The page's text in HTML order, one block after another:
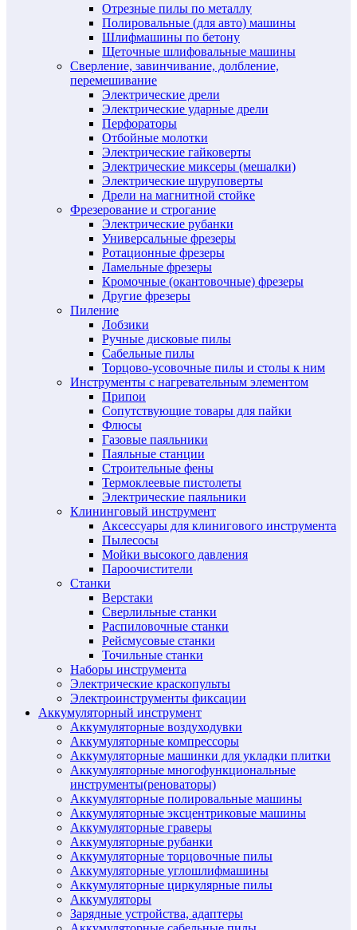
Отрезные пилы по металлу
Полировальные (для авто) машины
Шлифмашины по бетону
Щеточные шлифовальные машины
Сверление, завинчивание, долбление,
перемешивание
Электрические дрели
Электрические ударные дрели
Перфораторы
Отбойные молотки
Электрические гайковерты
Электрические миксеры (мешалки)
Электрические шуруповерты
Дрели на магнитной стойке
Фрезерование и строгание
Электрические рубанки
Универсальные фрезеры
Ротационные фрезеры
Ламельные фрезеры
Кромочные (окантовочные) фрезеры
Другие фрезеры
Пиление
Лобзики
Ручные дисковые пилы
Сабельные пилы
Торцово-усовочные пилы и столы к ним
Инструменты с нагревательным элементом
Припои
Сопутствующие товары для пайки
Флюсы
Газовые паяльники
Паяльные станции
Строительные фены
Термоклеевые пистолеты
Электрические паяльники
Клининговый инструмент
Аксессуары для клинигового инструмента
Пылесосы
Мойки высокого давления
Пароочистители
Станки
Верстаки
Сверлильные станки
Распиловочные станки
Рейсмусовые станки
Точильные станки
Наборы инструмента
Электрические краскопульты
Электроинструменты фиксации
Аккумуляторный инструмент
Аккумуляторные воздуходувки
Аккумуляторные компрессоры
Аккумуляторные машинки для укладки плитки
Аккумуляторные многофункциональные
инструменты(реноваторы)
Аккумуляторные полировальные машины
Аккумуляторные эксцентриковые машины
Аккумуляторные граверы
Аккумуляторные рубанки
Аккумуляторные торцовочные пилы
Аккумуляторные углошлифмашины
Аккумуляторные циркулярные пилы
Аккумуляторы
Зарядные устройства, адаптеры